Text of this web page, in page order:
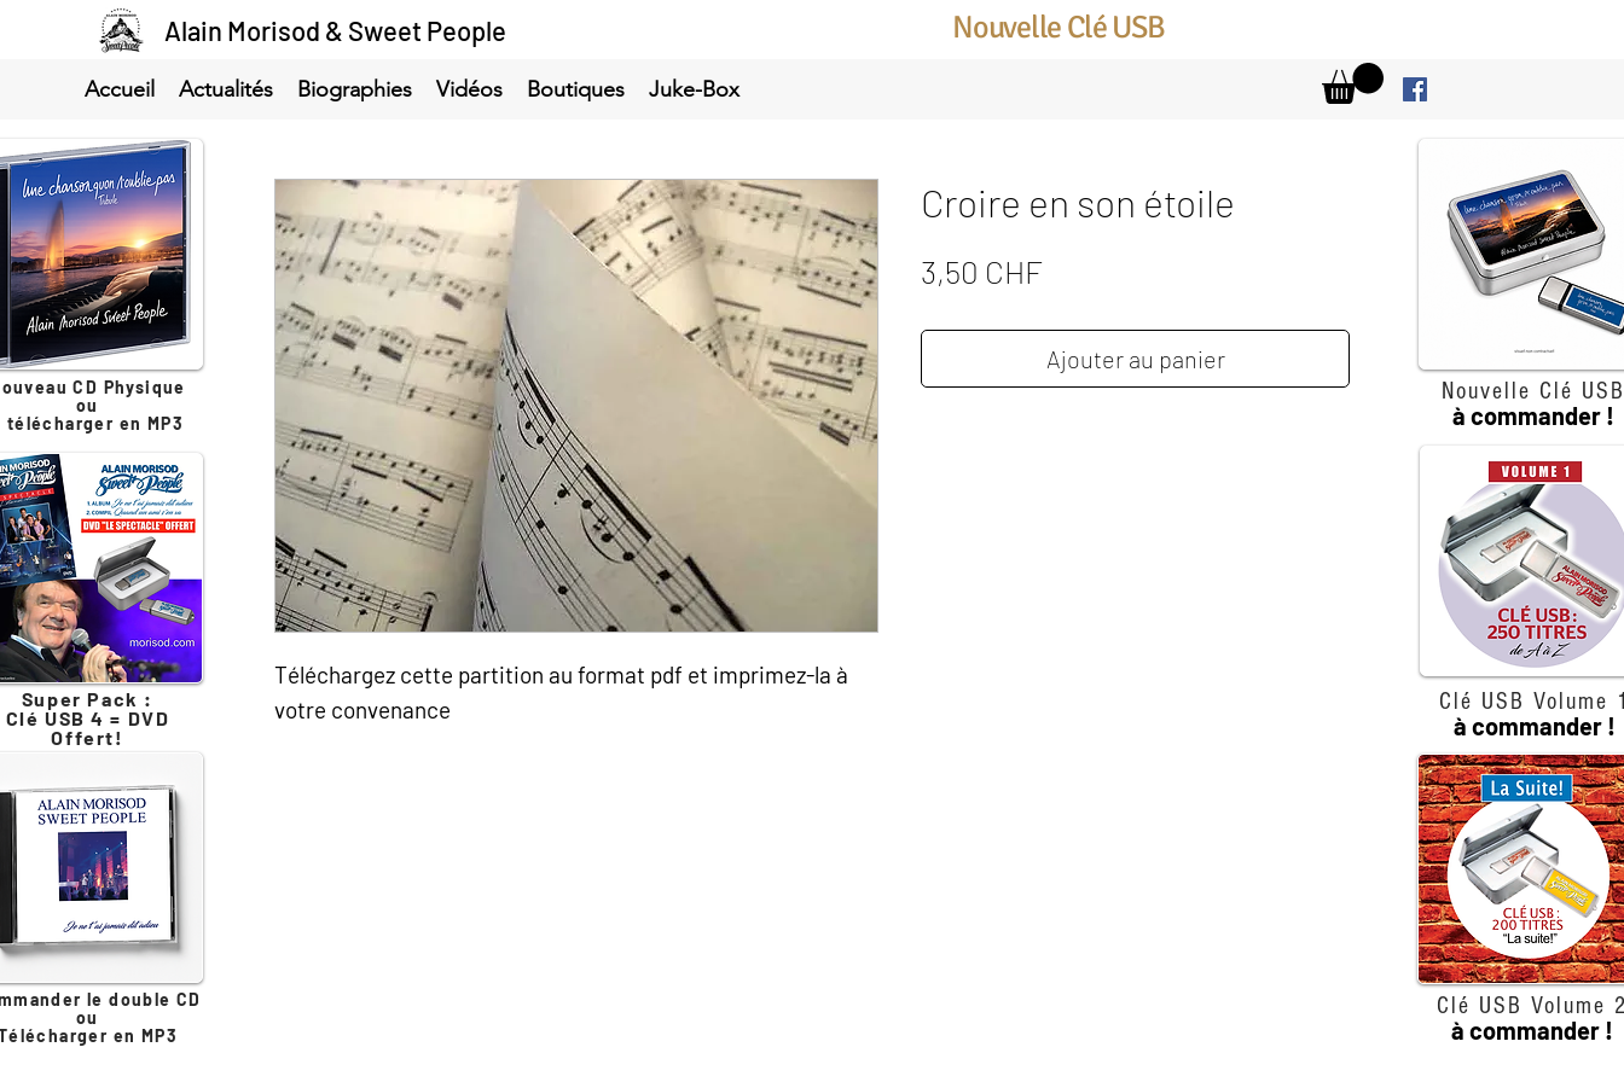
Alain Morisod & Sweet People Nouvelle Clé USB
Accueil Actualités Biographies Vidéos Boutiques Juke-Box
Téléchargez cette partition au format pdf et imprimez-la à
votre convenance
Croire en son étoile
3,50 CHFPrix
Ajouter au panier
Clé USB Volume
à commander !
Super Pack :
Clé USB 4 = DVD
Offert!
le double CD
ou
en MP3
Clé USB Volume
à commander !
CD Physique
ou
télécharger en MP3
Nouvelle Clé USB
à commander !